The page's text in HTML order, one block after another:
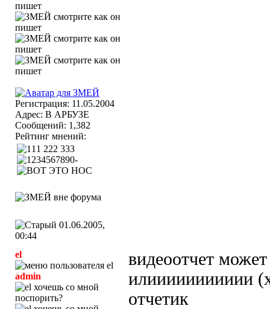
Регистрация: 11.05.2004
Адрес: В АРБУЗЕ
Сообщений: 1,382
Рейтинг мнений:
01.06.2005,
00:44
el
admin
видеоотчет
илиииииииииии
отчетик